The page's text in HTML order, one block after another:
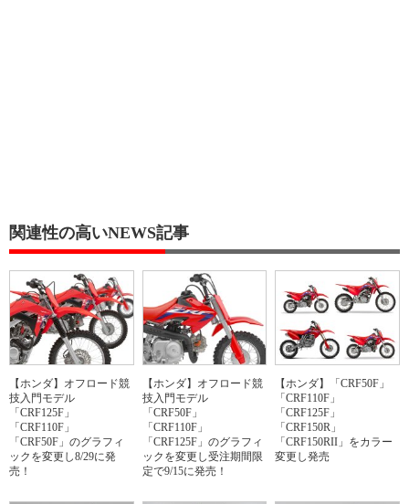
関連性の高いNEWS記事
【ホンダ】オフロード競
技入門モデル
「CRF125F」
「CRF110F」
「CRF50F」のグラフィ
ックを変更し8/29に発
売！
【ホンダ】オフロード競
技入門モデル
「CRF50F」
「CRF110F」
「CRF125F」のグラフィ
ックを変更し受注期間限
定で9/15に発売！
【ホンダ】「CRF50F」
「CRF110F」
「CRF125F」
「CRF150R」
「CRF150RII」をカラー
変更し発売